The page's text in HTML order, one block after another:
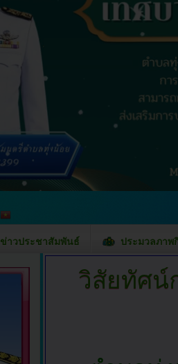
ข่าวประชาสัมพันธ์ ประมวลภาพ
วิสัยทัศน์